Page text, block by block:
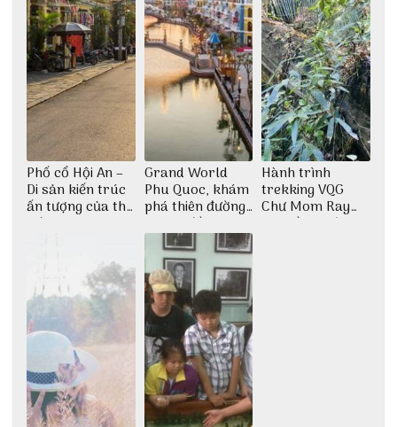
Phố cổ Hội An –
Di sản kiến trúc
ấn tượng của thế
giới
Grand World
Phu Quoc, khám
phá thiên đường
giải trí đầy sôi
động
Hành trình
trekking VQG
Chư Mom Ray
tìm về núi rừng